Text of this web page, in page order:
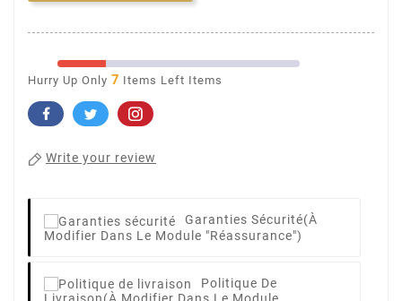
Hurry Up Only 7 Items Left Items
Write your review
Garanties Sécurité(à
Modifier Dans Le Module "Réassurance")
Politique De